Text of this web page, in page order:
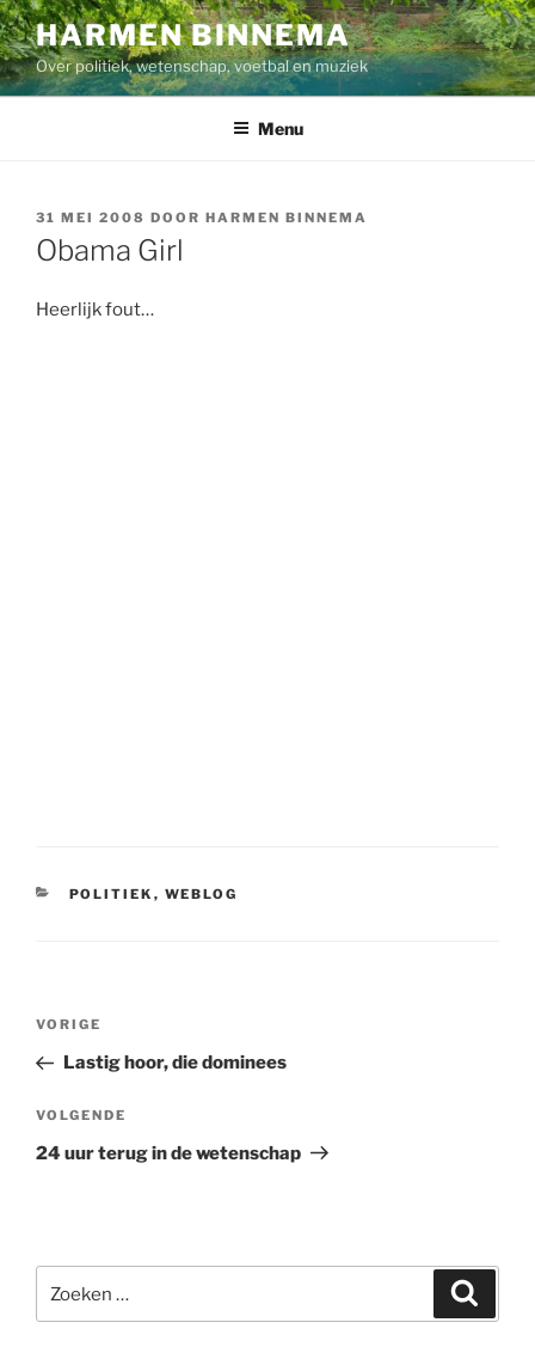
Ga
naar
de
inhoud
HARMEN BINNEMA
Over politiek, wetenschap, voetbal en muziek
Menu
GEPLAATST
OP
31 MEI 2008 DOOR HARMEN BINNEMA
Obama Girl
Heerlijk fout…
CATEGORIEËN
POLITIEK , WEBLOG
Bericht
Vorig
bericht
VORIGE
Lastig hoor, die dominees
Volgend
bericht
VOLGENDE
24 uur terug in de wetenschap
naar: